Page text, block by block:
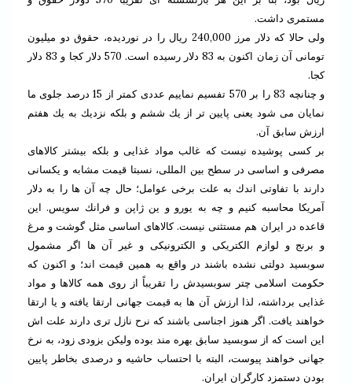
مستمرى داشت.
ولى حالا كه دلار مرز 240,000 ريال را در نورديده، حقوق دو ميليون
تومانى آن زمان اكنون به 83 دلار رسيده است. 570 دلار كجا و 83 دلار
كجا.
و چنانچه 83 را بر 570 تفسيم نماييم عددى كمتر از 15 درصد جلوى ما
نمايان مى شود يعنى پايين تر از يك ششم و بلكه نزديك به يك هفتم
ارزش سابق آن.
بر كسى پوشيده نيست كه غالب مواد غذايى و بلكه بيشتر كالاهاى
مصرفى و اساسى در سطح بين المللى، نسبتا قيمت مشابه و يكسانى
دارند با تفاوتى اندك به علت برخى عوامل؛ حال چه آن ها را به دلار
آمريكا محاسبه كنيم و چه به يورو و ين ژاپن و فرانك سويس. اين
قاعده در ايران هم مستثنى نيست. كالاهاى اساسى مثل گوشت و مرغ
و برنج و لوازم الكتريكى و الكترونيكى و غير آن ها اگر مشمول
سوبسيد دولتى نشده باشند در واقع به همين قيمت اند؛ و اكنون كه
حكومت اسلامى چتر سوبسيدش را تقريباً از روى همه كالاها و مواد
غذايى برداشته، لذا ارزش آن ها به قيمت جهانى ارتقا يافته و يا ارتقا
خواهند يافت. اگر هنوز اجناسى باشند كه نرح نازل ترى دارند علت اش
اين است كه از سوبسيد سابق بهره مند بوده وليكن بزودى زود، به نرخ
جهانى خواهند پيوست، البته با احتساب حاشيه و درصدى بخاطر پايين
بودن دستمزد كارگران ايران.